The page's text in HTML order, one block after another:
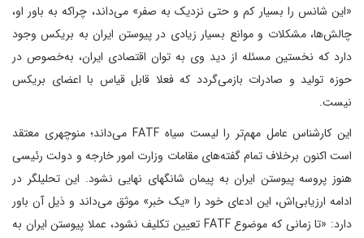
«این شانس را بسیار کم و حتی نزدیک به صفر» می‌داند، چراکه به باور او،
چالش‌ها، مشکلات و موانع بسیار زیادی در پیوستن ایران به بریکس وجود
دارد که نخستین مسئله از دید وی به توان اقتصادی ایران، به‌خصوص در
حوزه تولید و صادرات بازمی‌گردد که فعلا قابل قیاس با اعضای بریکس
نیست.
این کارشناس عامل مهم‌‌تر را لیست سیاه FATF می‌داند؛ منوچهری معتقد
است اکنون برخلاف تمام گفته‌های مقامات وزارت امور خارجه و دولت رئیسی
هنوز پروسه پیوستن ایران به پیمان شانگهای نهایی نشود. این تحلیلگر در
ادامه ارزیابی‌اش، این ادعای خود را «یک خبر» موثق می‌داند و ذیل آن باور
دارد: «تا زمانی که موضوع FATF تعیین تکلیف نشود، عملا پیوستن ایران به